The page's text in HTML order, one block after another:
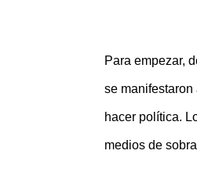
Para empezar,
se
hacer política.
medios de